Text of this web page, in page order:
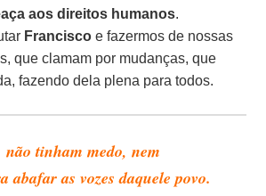
aos direitos humanos.
Francisco e fazermos de nossas
que clamam por mudanças, que
fazendo dela plena para todos.
não tinham medo, nem
abafar as vozes daquele povo.